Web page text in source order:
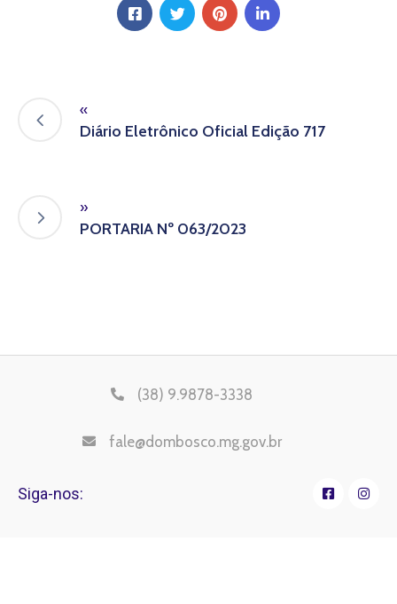
«
Diário Eletrônico Oficial Edição 717
»
PORTARIA Nº 063/2023
(38) 9.9878-3338
fale@dombosco.mg.gov.br
Siga-nos: